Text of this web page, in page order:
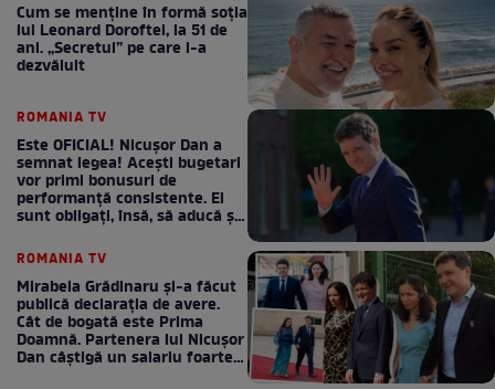
Cum se menţine în formă soţia
lui Leonard Doroftei, la 51 de
ani. „Secretul” pe care l-a
dezvăluit
ROMANIA TV
Este OFICIAL! Nicușor Dan a
semnat legea! Acești bugetari
vor primi bonusuri de
performanță consistente. Ei
sunt obligați, însă, să aducă și
ROMANIA TV
Mirabela Grădinaru și-a făcut
publică declarația de avere.
Cât de bogată este Prima
Doamnă. Partenera lui Nicușor
Dan câștigă un salariu foarte